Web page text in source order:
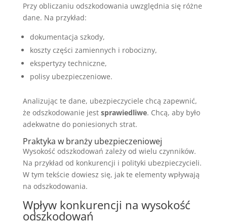
Przy obliczaniu odszkodowania uwzględnia się różne
dane. Na przykład:
dokumentacja szkody,
koszty części zamiennych i robocizny,
ekspertyzy techniczne,
polisy ubezpieczeniowe.
Analizując te dane, ubezpieczyciele chcą zapewnić,
że odszkodowanie jest sprawiedliwe. Chcą, aby było
adekwatne do poniesionych strat.
Praktyka w branży ubezpieczeniowej
Wysokość odszkodowań zależy od wielu czynników.
Na przykład od konkurencji i polityki ubezpieczycieli.
W tym tekście dowiesz się, jak te elementy wpływają
na odszkodowania.
Wpływ konkurencji na wysokość
odszkodowań